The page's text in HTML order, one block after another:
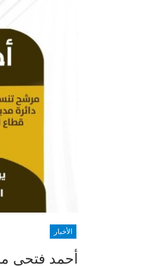
الأخبار
أحمد فتحي